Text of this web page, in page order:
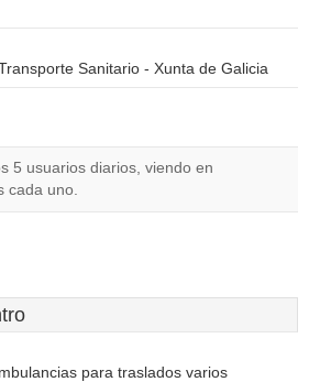
Sanitario - Xunta de Galicia
5 usuarios diarios, viendo en
cada uno.
para traslados varios